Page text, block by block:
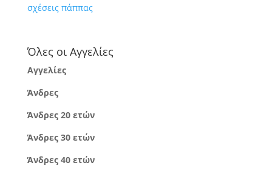
σχέσεις πάππας
Όλες οι Αγγελίες
Αγγελίες
Άνδρες
Άνδρες 20 ετών
Άνδρες 30 ετών
Άνδρες 40 ετών